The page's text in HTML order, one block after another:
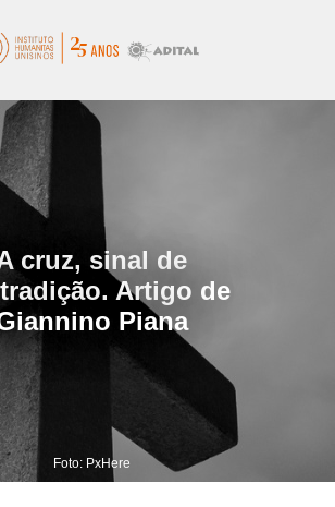
cruz, sinal de
Artigo de
Piana
Foto: PxHere